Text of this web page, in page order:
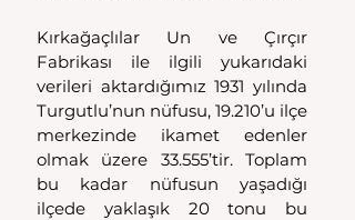
Kırkağaçlılar Un ve Çırçır
Fabrikası ile ilgili yukarıdaki
verileri aktardığımız 1931 yılında
Turgutlu’nun nüfusu, 19.210’u ilçe
merkezinde ikamet edenler
olmak üzere 33.555’tir. Toplam
bu kadar nüfusun yaşadığı
ilçede yaklaşık 20 tonu bu